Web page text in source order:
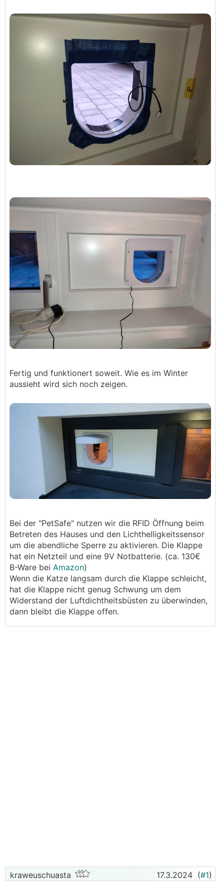
Fertig und funktionert soweit. Wie es im Winter
aussieht wird sich noch zeigen.
Bei der "PetSafe" nutzen wir die RFID Öffnung beim
Betreten des Hauses und den Lichthelligkeitssensor
um die abendliche Sperre zu aktivieren. Die Klappe
hat ein Netzteil und eine 9V Notbatterie. (ca. 130€
B-Ware bei Amazon)
Wenn die Katze langsam durch die Klappe schleicht,
hat die Klappe nicht genug Schwung um dem
Widerstand der Luftdichtheitsbüsten zu überwinden,
dann bleibt die Klappe offen.
kraweuschuasta 17.3.2024 (#1)